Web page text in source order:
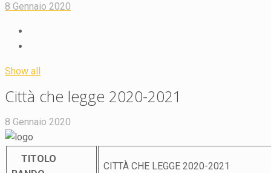
8 Gennaio 2020
Show all
Città che legge 2020-2021
8 Gennaio 2020
TITOLO
CITTÀ CHE LEGGE 2020-2021